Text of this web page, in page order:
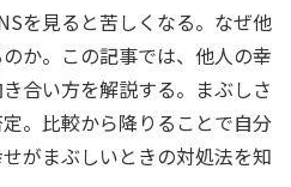
を見ると苦しくなる。なぜ他
か。この記事では、他人の幸
合い方を解説する。まぶしさ
。比較から降りることで自分
がまぶしいときの対処法を知